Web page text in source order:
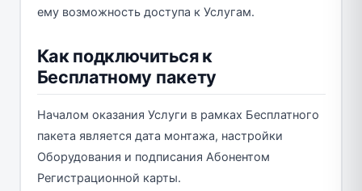
ему возможность доступа к Услугам.
Как подключиться к
Бесплатному пакету
Началом оказания Услуги в рамках Бесплатного
пакета является дата монтажа, настройки
Оборудования и подписания Абонентом
Регистрационной карты.